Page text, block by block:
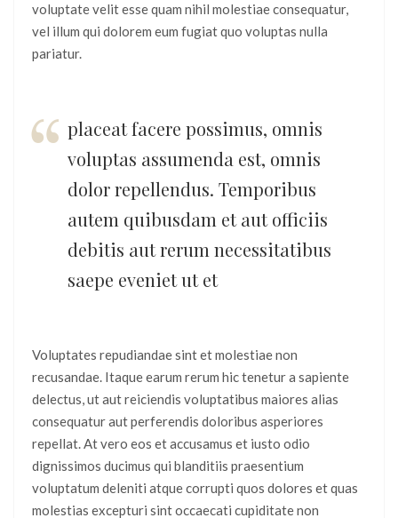
voluptate velit esse quam nihil molestiae consequatur,
vel illum qui dolorem eum fugiat quo voluptas nulla
pariatur.
placeat facere possimus, omnis
voluptas assumenda est, omnis
dolor repellendus. Temporibus
autem quibusdam et aut officiis
debitis aut rerum necessitatibus
saepe eveniet ut et
Voluptates repudiandae sint et molestiae non
recusandae. Itaque earum rerum hic tenetur a sapiente
delectus, ut aut reiciendis voluptatibus maiores alias
consequatur aut perferendis doloribus asperiores
repellat. At vero eos et accusamus et iusto odio
dignissimos ducimus qui blanditiis praesentium
voluptatum deleniti atque corrupti quos dolores et quas
molestias excepturi sint occaecati cupiditate non